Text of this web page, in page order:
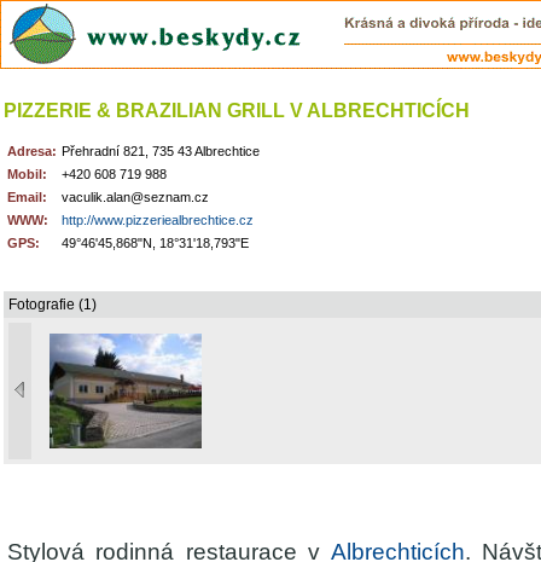
PIZZERIE & BRAZILIAN GRILL V ALBRECHTICÍCH
Adresa: Přehradní 821, 735 43 Albrechtice
Mobil:
+420 608 719 988
Email:
vaculik.alan@seznam.cz
WWW:
http://www.pizzeriealbrechtice.cz
GPS:
49°46'45,868"N, 18°31'18,793"E
Fotografie (1)
Stylová rodinná restaurace v Albrechticích.